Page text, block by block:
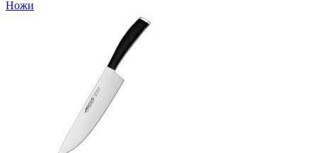
Ножи